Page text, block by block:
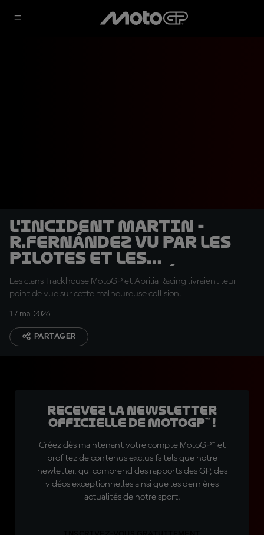
L'incident Martin -
R.Fernández vu par les
pilotes et les
responsables d'équipe
Les clans Trackhouse MotoGP et Aprilia Racing livraient leur
point de vue sur cette malheureuse collision.
17 mai 2026
PARTAGER
Recevez la Newsletter
officielle de MotoGP™ !
Créez dès maintenant votre compte MotoGP™ et
profitez de contenus exclusifs tels que notre
newletter, qui comprend des rapports des GP, des
vidéos exceptionnelles ainsi que les dernières
actualités de notre sport.